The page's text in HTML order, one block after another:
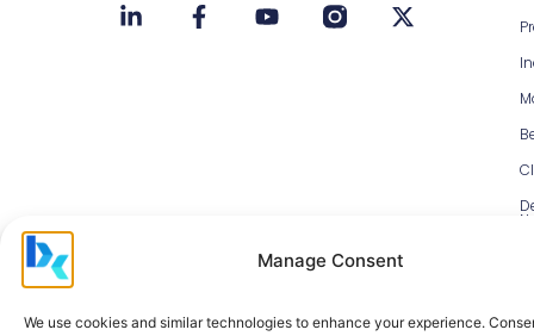
Manage Consent
We use cookies and similar technologies to enhance your experience.